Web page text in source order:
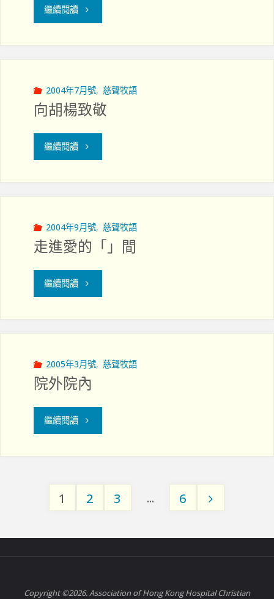
的
繼續閱讀"黃
示"
2004年7月號, 慈聲牧語
向胡楊致敬
繼續閱讀"向
致
敬"
2004年9月號, 慈聲牧語
走進愛的「」間
繼續閱讀"走
的
「」
間"
2005年3月號, 慈聲牧語
院外院內
繼續閱讀"院
內"
1 2 3 ... 6
Copyright ©2026. Association of Hong Kong Hospital Christian